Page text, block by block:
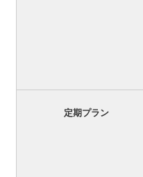
定期プラン